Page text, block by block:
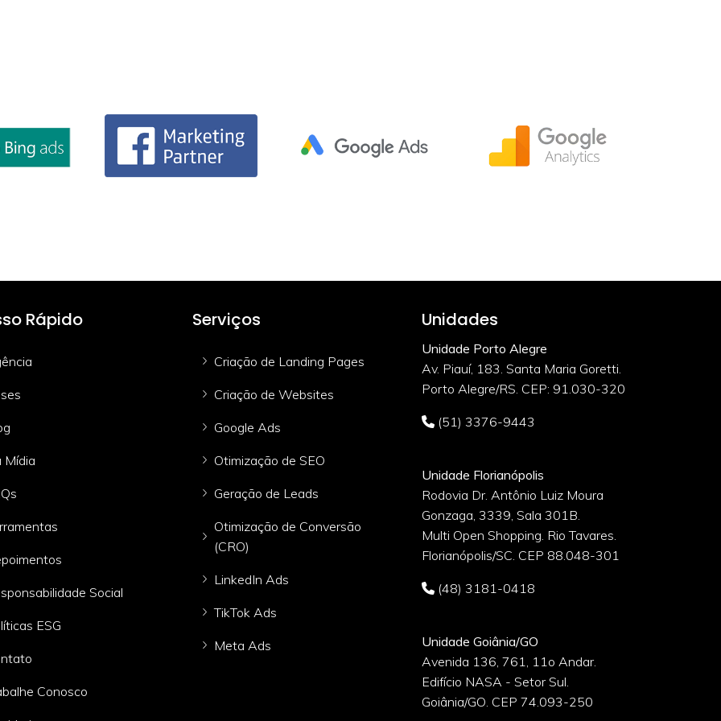
Rápido
Mídia
Social
ESG
Conosco
Serviços
Criação de Landing Pages
Criação de Websites
Google Ads
Otimização de SEO
Geração de Leads
Otimização de Conversão
(CRO)
LinkedIn Ads
TikTok Ads
Meta Ads
Unidades
Unidade Porto Alegre
Av. Piauí, 183. Santa Maria Goretti.
Porto Alegre/RS. CEP: 91.030-320
(51) 3376-9443
Unidade Florianópolis
Rodovia Dr. Antônio Luiz Moura
Gonzaga, 3339, Sala 301B.
Multi Open Shopping. Rio Tavares.
Florianópolis/SC. CEP 88.048-301
(48) 3181-0418
Unidade Goiânia/GO
Avenida 136, 761, 11o Andar.
Edifício NASA - Setor Sul.
Goiânia/GO. CEP 74.093-250